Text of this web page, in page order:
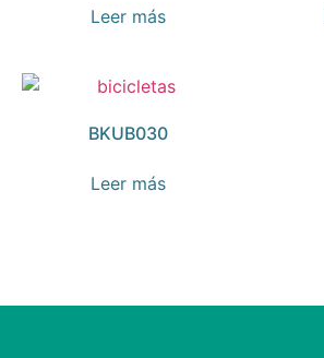
Leer más
BKUB030
Leer más